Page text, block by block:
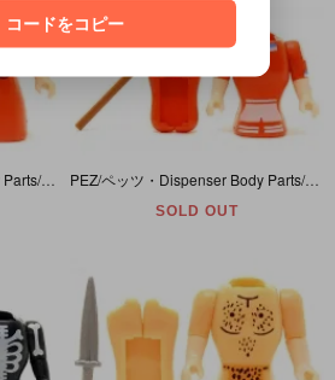
PEZ/ペッツ・Dispenser Body Parts/ディスペンサーボディパーツ 「Lady/レディ」 PEZ/ペッツ・Dispenser Body Parts/ディスペンサーボディパーツ 「Hockey Player/ホッケー選手」
SOLD OUT
コードをコピー